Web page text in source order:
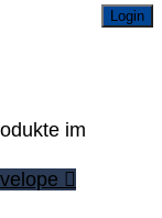
Login
im